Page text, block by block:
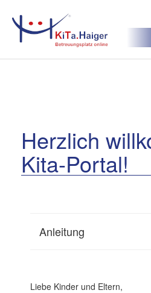
Herzlich
Kita-Portal!
Anleitung
Liebe Kinder und Eltern,